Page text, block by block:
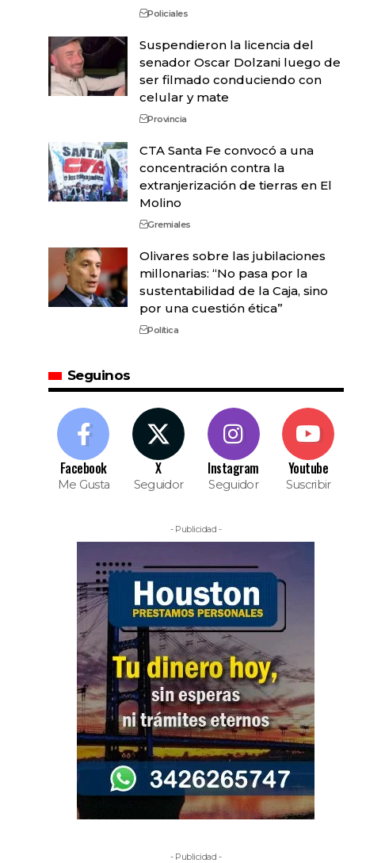
Policiales
Suspendieron la licencia del
senador Oscar Dolzani luego de
ser filmado conduciendo con
celular y mate
Provincia
CTA Santa Fe convocó a una
concentración contra la
extranjerización de tierras en El
Molino
Gremiales
Olivares sobre las jubilaciones
millonarias: “No pasa por la
sustentabilidad de la Caja, sino
por una cuestión ética”
Política
Seguinos
Facebook
Me Gusta
X
Seguidor
Instagram
Seguidor
Youtube
Suscribir
- Publicidad -
- Publicidad -